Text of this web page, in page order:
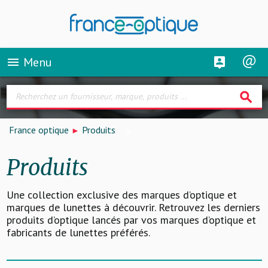
menu Menu
search
France optique Produits
Produits
Une collection exclusive des marques d’optique et
marques de lunettes à découvrir. Retrouvez les derniers
produits d’optique lancés par vos marques d’optique et
fabricants de lunettes préférés.